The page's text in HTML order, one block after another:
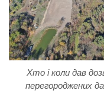
Хто і коли дав
перегороджених